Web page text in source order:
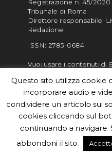
Registrazione n. 45/
Tribunale di Roma
Direttore responsabile:
Redazione
ISSN: 2785-0684
Vuoi usare i contenuti di
Informativa sulla Privacy
Informatva sui Cookie
Per la rubrica de
inviarci le tue foto o i tuoi
redazione.edu
il form
Questo sito utilizza cookie
incorporare audio e
condividere un articolo sui
cookies cliccando sul
continuando a navigare.
abbondoni il sito.